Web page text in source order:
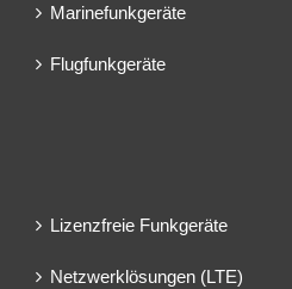
Marinefunkgeräte
Flugfunkgeräte
Lizenzfreie Funkgeräte
Netzwerklösungen (LTE)